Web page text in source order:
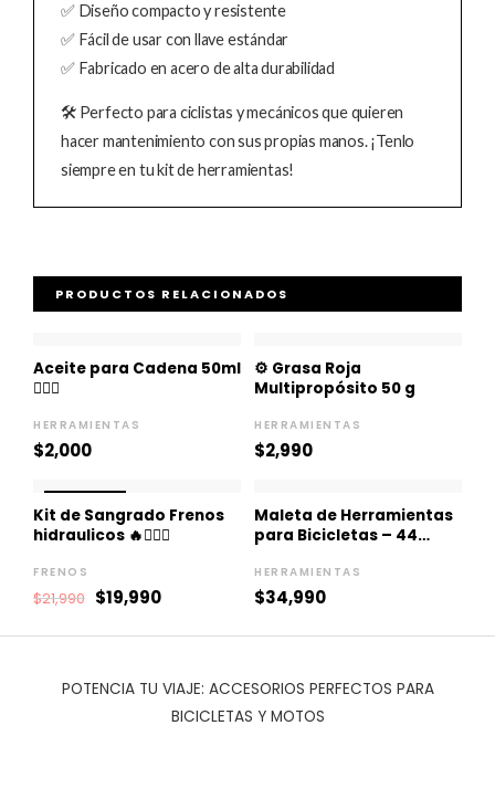
✅ Diseño compacto y resistente
✅ Fácil de usar con llave estándar
✅ Fabricado en acero de alta durabilidad
🛠️ Perfecto para ciclistas y mecánicos que quieren
hacer mantenimiento con sus propias manos. ¡Tenlo
siempre en tu kit de herramientas!
PRODUCTOS RELACIONADOS
Aceite para Cadena 50ml
🚵🏻‍♀️
HERRAMIENTAS
$2,000
⚙️ Grasa Roja
Multipropósito 50 g
HERRAMIENTAS
$2,990
Kit de Sangrado Frenos
hidraulicos 🔥🚵🏻‍♀️
FRENOS
$21,990
El
precio
original
$19,990
precio
actual
Maleta de Herramientas
para Bicicletas – 44
HERRAMIENTAS
$34,990
POTENCIA TU VIAJE: ACCESORIOS PERFECTOS PARA
BICICLETAS Y MOTOS